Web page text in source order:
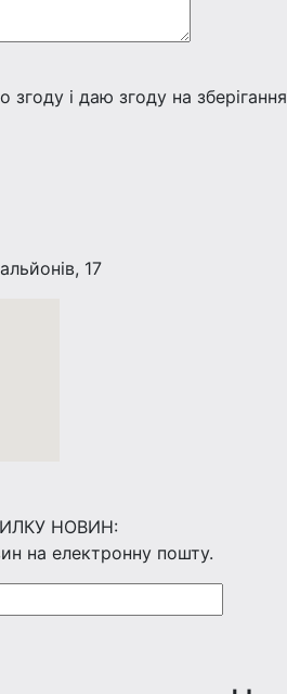
згоду і даю згоду на
17
НОВИН:
на електронну пошту.